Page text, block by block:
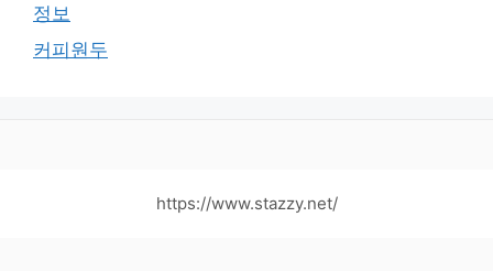
정보
커피원두
https://www.stazzy.net/